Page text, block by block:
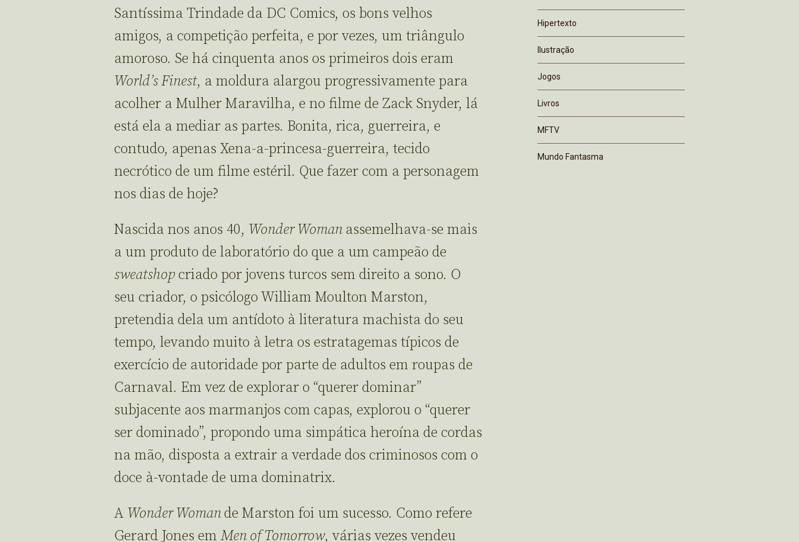
Santíssima Trindade da DC Comics, os bons velhos
amigos, a competição perfeita, e por vezes, um triângulo
amoroso. Se há cinquenta anos os primeiros dois eram
World’s Finest, a moldura alargou progressivamente para
acolher a Mulher Maravilha, e no filme de Zack Snyder, lá
está ela a mediar as partes. Bonita, rica, guerreira, e
contudo, apenas Xena-a-princesa-guerreira, tecido
necrótico de um filme estéril. Que fazer com a personagem
nos dias de hoje?
Nascida nos anos 40, Wonder Womanassemelhava-se mais
a um produto de laboratório do que a um campeão de
sweatshop criado por jovens turcos sem direito a sono. O
seu criador, o psicólogo William Moulton Marston,
pretendia dela um antídoto à literatura machista do seu
tempo, levando muito à letra os estratagemas típicos de
exercício de autoridade por parte de adultos em roupas de
Carnaval. Em vez de explorar o “querer dominar”
subjacente aos marmanjos com capas, explorou o “querer
ser dominado”, propondo uma simpática heroína de cordas
na mão, disposta a extrair a verdade dos criminosos com o
doce à-vontade de uma dominatrix.
A Wonder Womande Marston foi um sucesso. Como refere
Gerard Jones em Men of Tomorrow, várias vezes vendeu
Hipertexto
Ilustração
Jogos
Livros
MFTV
Mundo Fantasma